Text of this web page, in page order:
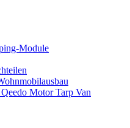
Module
Motor Tarp Van